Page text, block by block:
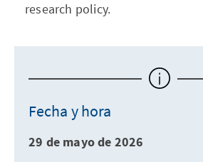
research policy.
Fecha y hora
29 de mayo de 2026